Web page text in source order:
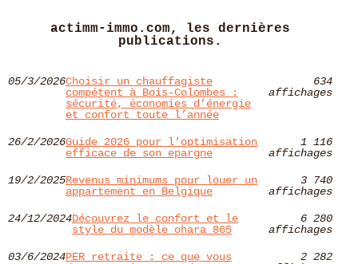
actimm-immo.com, les dernières
publications.
05/3/2026Choisir un chauffagiste
compétent à Bois‑Colombes :
sécurité, économies d’énergie
et confort toute l’année
634
affichages
26/2/2026Guide 2026 pour l’optimisation
efficace de son epargne
1 116
affichages
19/2/2025Revenus minimums pour louer un
appartement en Belgique
3 740
affichages
24/12/2024Découvrez le confort et le
style du modèle ohara 865
6 280
affichages
03/6/2024PER retraite : ce que vous
2 282